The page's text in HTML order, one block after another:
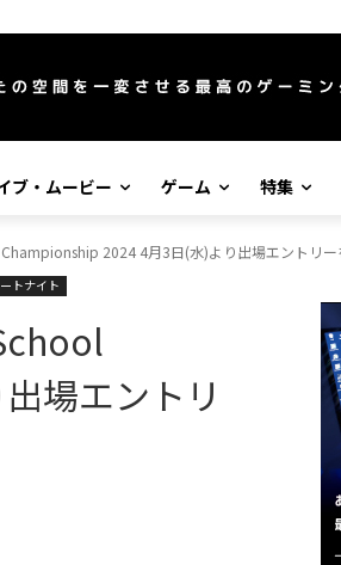
ブ・ムービー ゲーム 特集
2024 4月3日(水)より出場エントリー
トナイト
場エントリ